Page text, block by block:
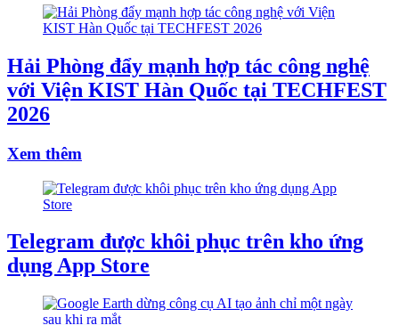
Hải Phòng đẩy mạnh hợp tác công nghệ
với Viện KIST Hàn Quốc tại TECHFEST
2026
Xem thêm
Telegram được khôi phục trên kho ứng
dụng App Store